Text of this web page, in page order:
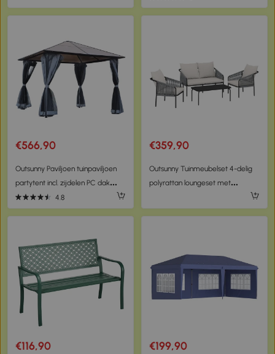
gietaluminium en natuurlijk hout,
€566,90
Outsunny Paviljoen tuinpaviljoen
partytent incl. zijdelen PC dak
aluminium 3 x 3 m
4.8
€359,90
Outsunny Tuinmeubelset 4-delig
polyrattan loungeset met
salontafel, afneembare kussens
€116,90 €199,90